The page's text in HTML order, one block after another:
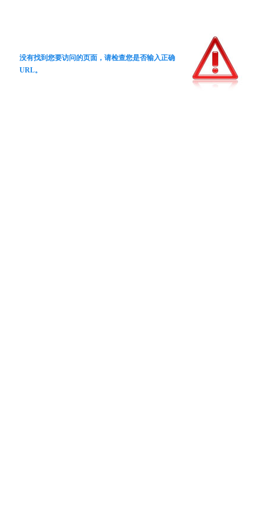
没有找到您要访问的页面，请检查您是否输入正确
URL。